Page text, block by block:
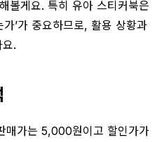
볼게요. 특히 유아 스티커북은
가’가 중요하므로, 활용 상황과
.
매가는 5,000원이고 할인가가